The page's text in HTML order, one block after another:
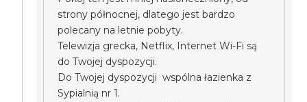
strony północnej, dlatego jest bardzo
polecany na letnie pobyty.
Telewizja grecka, Netflix, Internet Wi-Fi są
do Twojej dyspozycji.
Do Twojej dyspozycji wspólna łazienka z
Sypialnią nr 1.